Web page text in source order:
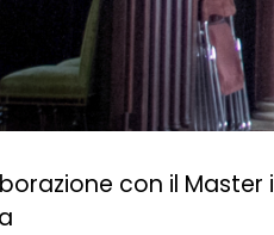
con il Master